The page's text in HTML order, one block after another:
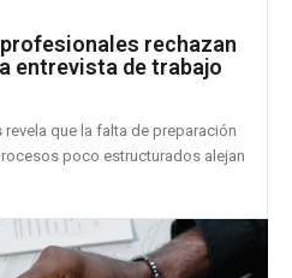
rechazan
entrevista de trabajo
que la falta de preparación
poco estructurados alejan